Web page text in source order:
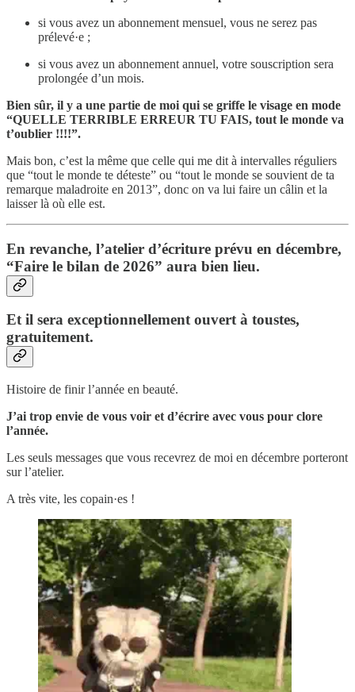
si vous avez un abonnement mensuel, vous ne serez pas
prélevé·e ;
si vous avez un abonnement annuel, votre souscription sera
prolongée d’un mois.
Bien sûr, il y a une partie de moi qui se griffe le visage en mode
“QUELLE TERRIBLE ERREUR TU FAIS, tout le monde va
t’oublier !!!!”.
Mais bon, c’est la même que celle qui me dit à intervalles réguliers
que “tout le monde te déteste” ou “tout le monde se souvient de ta
remarque maladroite en 2013”, donc on va lui faire un câlin et la
laisser là où elle est.
En revanche, l’atelier d’écriture prévu en décembre,
“Faire le bilan de 2026” aura bien lieu.
Et il sera exceptionnellement ouvert à toustes,
gratuitement.
Histoire de finir l’année en beauté.
J’ai trop envie de vous voir et d’écrire avec vous pour clore
l’année.
Les seuls messages que vous recevrez de moi en décembre porteront
sur l’atelier.
A très vite, les copain·es !